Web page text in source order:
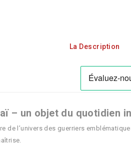
La Description
– un objet du quotidien
de l’univers des guerriers